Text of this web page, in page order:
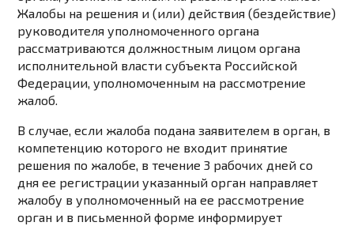
Жалобы на решения и (или) действия (бездействие)
руководителя уполномоченного органа
рассматриваются должностным лицом органа
исполнительной власти субъекта Российской
Федерации, уполномоченным на рассмотрение
жалоб.
В случае, если жалоба подана заявителем в орган, в
компетенцию которого не входит принятие
решения по жалобе, в течение 3 рабочих дней со
дня ее регистрации указанный орган направляет
жалобу в уполномоченный на ее рассмотрение
орган и в письменной форме информирует